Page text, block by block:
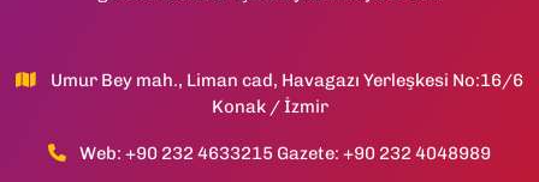
Umur Bey mah., Liman cad, Havagazı Yerleşkesi No:16/6
Konak / İzmir
Web: +90 232 4633215 Gazete: +90 232 4048989